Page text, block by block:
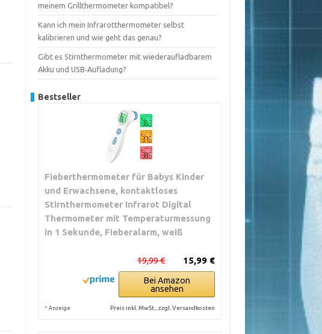
meinem Grillthermometer kompatibel?
Kann ich mein Infrarotthermometer selbst
kalibrieren und wie geht das genau?
Gibt es Stirnthermometer mit wiederaufladbarem
Akku und USB‑Aufladung?
Bestseller
Fieberthermometer für Babys Kinder
und Erwachsene, kontaktloses
Stirnthermometer Infrarot Digital
Thermometer mit Temperaturmessung
in 1 Sekunde, Fieberalarm, weiß
15,99 €
19,99 €
Bei Amazon
ansehen
* Anzeige Preis inkl. MwSt., zzgl. Versandkosten